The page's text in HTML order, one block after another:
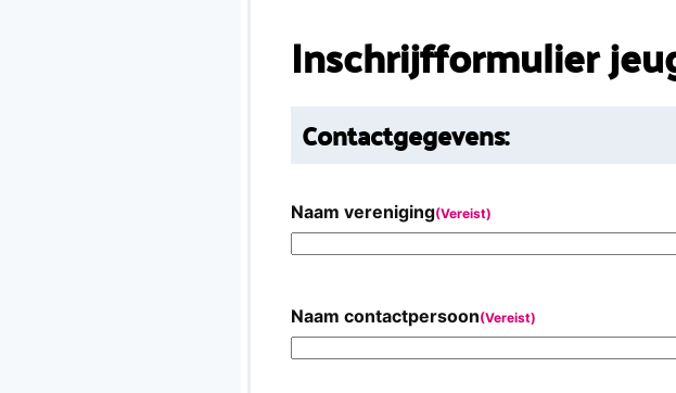
Inschrijfformulier
Contactgegevens:
Naam vereniging(Vereist)
Naam contactpersoon(Vereist)